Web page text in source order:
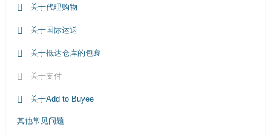
关于代理购物
关于国际运送
关于抵达仓库的包裹
关于支付
关于Add to Buyee
其他常见问题